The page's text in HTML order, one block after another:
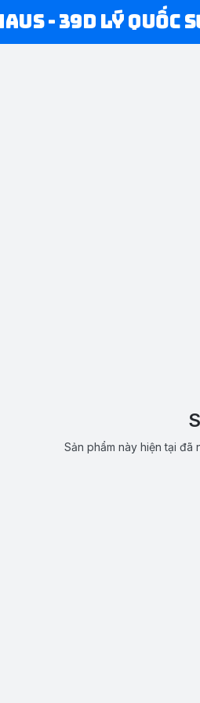
- 39D Lý Quốc
Sản phẩm này hiện tại đã